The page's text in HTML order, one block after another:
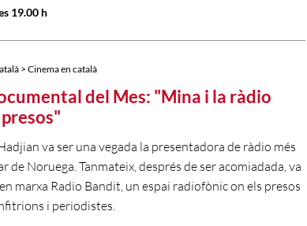
19.00 h
> Cinema en català
del Mes: "Mina i la ràdio
va ser una vegada la presentadora de ràdio més
de Noruega. Tanmateix, després de ser acomiadada, va
marxa Radio Bandit, un espai radiofònic on els presos
i periodistes.